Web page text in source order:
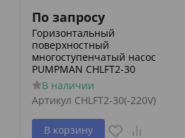
По запросу
Горизонтальный
поверхностный
многоступенчатый насос
PUMPMAN CHLFT2-30
В наличии
Артикул CHLFT2-30(-220V)
В корзину